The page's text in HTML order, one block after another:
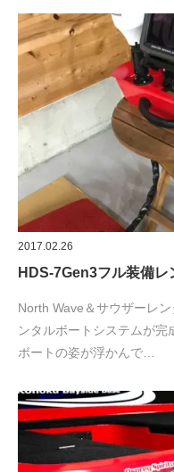
2017.02.26
HDS-7Gen3フル装備
North Wave＆サウザーレ
ンタルボートシステムが完
ボートの姿が浮かんで…